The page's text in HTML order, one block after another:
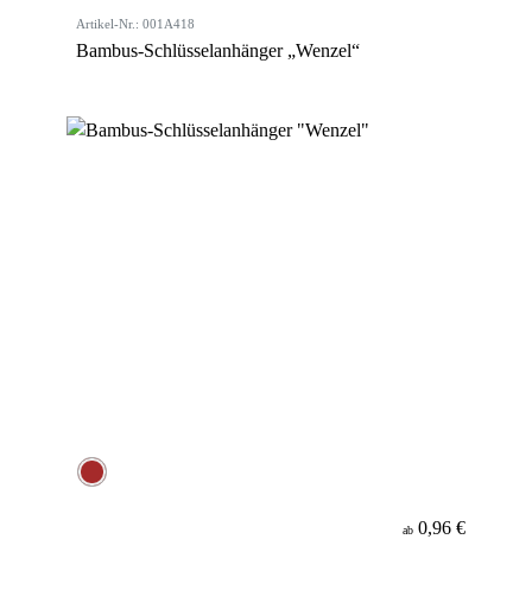
Artikel-Nr.: 001A418
Bambus-Schlüsselanhänger „Wenzel“
ab 0,96 €